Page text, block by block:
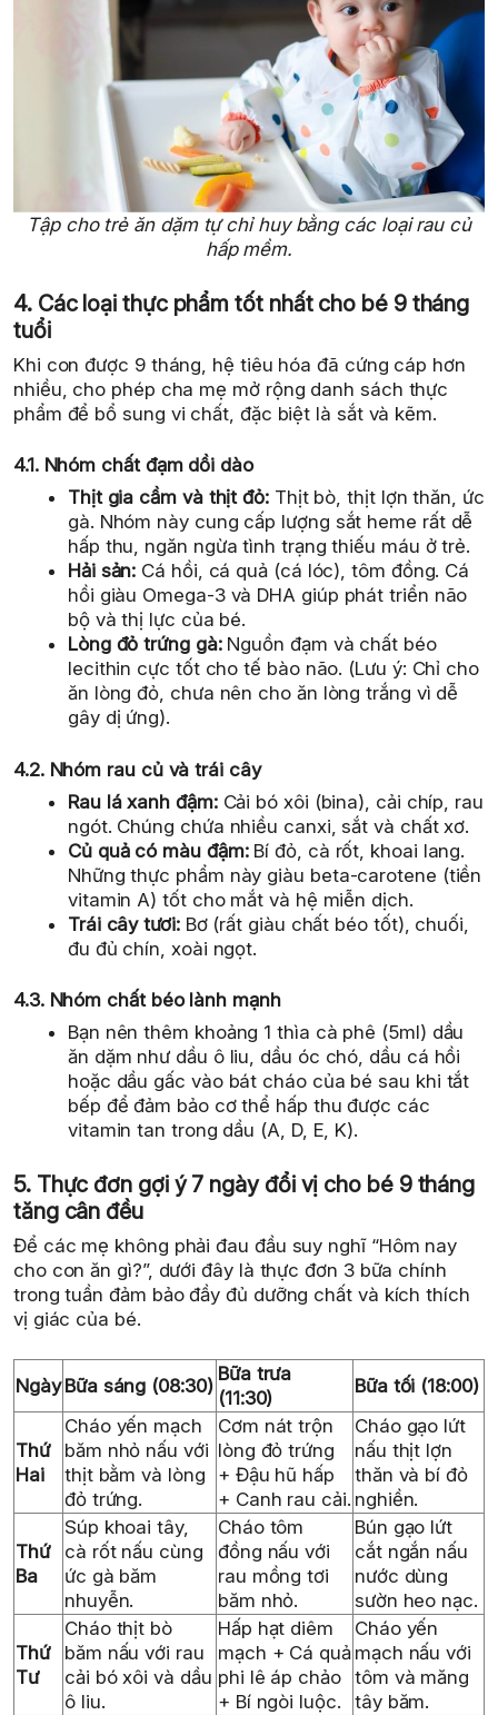
Tập cho trẻ ăn dặm tự chỉ huy bằng các loại rau củ
hấp mềm.
4. Các loại thực phẩm tốt nhất cho bé 9 tháng
tuổi
Khi con được 9 tháng, hệ tiêu hóa đã cứng cáp hơn
nhiều, cho phép cha mẹ mở rộng danh sách thực
phẩm để bổ sung vi chất, đặc biệt là sắt và kẽm.
4.1. Nhóm chất đạm dồi dào
Thịt gia cầm và thịt đỏ:Thịt bò, thịt lợn thăn, ức
gà. Nhóm này cung cấp lượng sắt heme rất dễ
hấp thu, ngăn ngừa tình trạng thiếu máu ở trẻ.
Hải sản: Cá hồi, cá quả (cá lóc), tôm đồng. Cá
hồi giàu Omega-3 và DHA giúp phát triển não
bộ và thị lực của bé.
Lòng đỏ trứng gà:Nguồn đạm và chất béo
lecithin cực tốt cho tế bào não. (Lưu ý: Chỉ cho
ăn lòng đỏ, chưa nên cho ăn lòng trắng vì dễ
gây dị ứng).
4.2. Nhóm rau củ và trái cây
Rau lá xanh đậm:Cải bó xôi (bina), cải chíp, rau
ngót. Chúng chứa nhiều canxi, sắt và chất xơ.
Củ quả có màu đậm:Bí đỏ, cà rốt, khoai lang.
Những thực phẩm này giàu beta-carotene (tiền
vitamin A) tốt cho mắt và hệ miễn dịch.
Trái cây tươi:Bơ (rất giàu chất béo tốt), chuối,
đu đủ chín, xoài ngọt.
4.3. Nhóm chất béo lành mạnh
Bạn nên thêm khoảng 1 thìa cà phê (5ml) dầu
ăn dặm như dầu ô liu, dầu óc chó, dầu cá hồi
hoặc dầu gấc vào bát cháo của bé sau khi tắt
bếp để đảm bảo cơ thể hấp thu được các
vitamin tan trong dầu (A, D, E, K).
5. Thực đơn gợi ý 7 ngày đổi vị cho bé 9 tháng
tăng cân đều
Để các mẹ không phải đau đầu suy nghĩ “Hôm nay
cho con ăn gì?”, dưới đây là thực đơn 3 bữa chính
trong tuần đảm bảo đầy đủ dưỡng chất và kích thích
vị giác của bé.
Ngày Bữa sáng (08:30)
Bữa trưa
(11:30)
Bữa tối (18:00)
Thứ
Hai
Cháo yến mạch
băm nhỏ nấu với
thịt bằm và lòng
đỏ trứng.
Cơm nát trộn
lòng đỏ trứng
+ Đậu hũ hấp
+ Canh rau cải.
Cháo gạo lứt
nấu thịt lợn
thăn và bí đỏ
nghiền.
Thứ
Ba
Súp khoai tây,
cà rốt nấu cùng
ức gà băm
nhuyễn.
Cháo tôm
đồng nấu với
rau mồng tơi
băm nhỏ.
Bún gạo lứt
cắt ngắn nấu
nước dùng
sườn heo nạc.
Thứ
Tư
Cháo thịt bò
băm nấu với rau
cải bó xôi và dầu
ô liu.
Hấp hạt diêm
mạch + Cá quả
phi lê áp chảo
+ Bí ngòi luộc.
Cháo yến
mạch nấu với
tôm và măng
tây băm.